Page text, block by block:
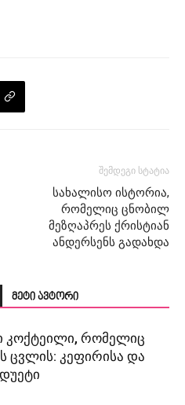
შემდეგი სტატია
სახალისო ისტორია,
რომელიც ცნობილ
მეზღაპრეს ქრისტიან
ანდერსენს გადახდა
მეტი ავტორი
კოქტეილი, რომელიც
ცვლის: კეფირისა და